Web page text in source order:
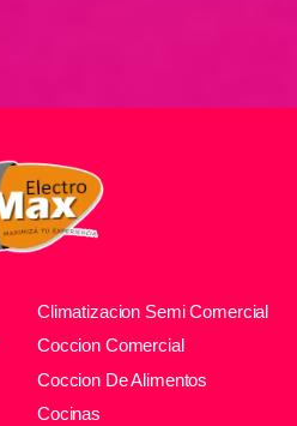
Climatizacion Semi Comercial
Coccion Comercial
Coccion De Alimentos
Cocinas